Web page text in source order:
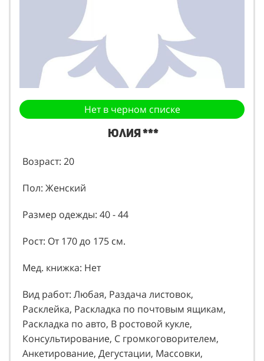
Нет в черном списке
Юлия ***
Возраст: 20
Пол: Женский
Размер одежды: 40 - 44
Рост: От 170 до 175 см.
Мед. книжка: Нет
Вид работ: Любая, Раздача листовок,
Расклейка, Раскладка по почтовым ящикам,
Раскладка по авто, В ростовой кукле,
Консультирование, С громкоговорителем,
Анкетирование, Дегустации, Массовки,